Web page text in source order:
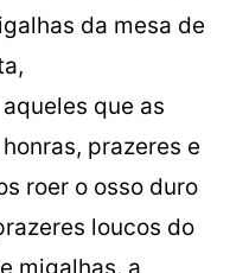
da mesa de
que as
prazeres e
roer o osso duro
loucos do